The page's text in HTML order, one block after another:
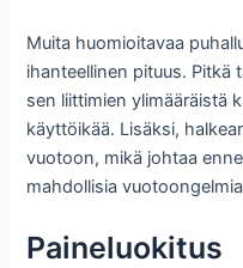
Muita huomioitavaa
ihanteellinen pituus. Pitkä
sen liittimien ylimääräistä
käyttöikää. Lisäksi,
vuotoon, mikä johtaa
mahdollisia
Paineluokitus